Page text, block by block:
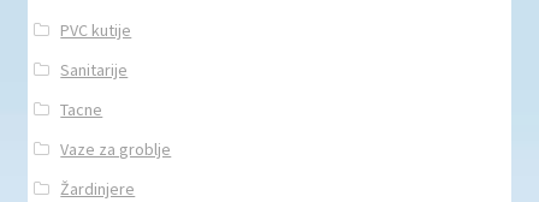
PVC kutije
Sanitarije
Tacne
Vaze za groblje
Žardinjere